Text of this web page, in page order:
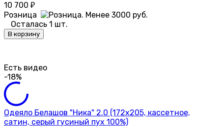
10 700 ₽
Розница
Осталась 1 шт.
В корзину
Есть видео
-18%
Одеяло Белашов "Ника" 2.0 (172х205, кассетное,
сатин, серый гусиный пух 100%)